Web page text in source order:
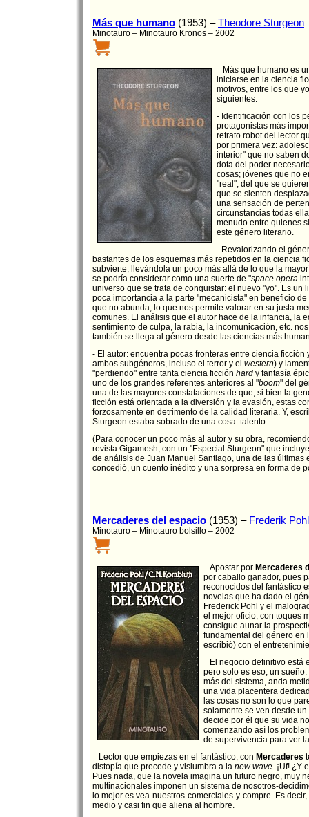
Más que humano (1953) –Theodore Sturgeon
Minotauro – Minotauro Kronos – 2002
Más que humano es
iniciarse en la ciencia
motivos, entre los que
siguientes:
- Identificación con los
protagonistas más
retrato robot del lector
por primera vez:
interior" que no saben
dota del poder
cosas; jóvenes que no
"real", del que se
que se sienten
una sensación de
circunstancias todas
menudo entre quienes
este género literario.
- Revalorizando el
bastantes de los esquemas más repetidos en la ciencia
subvierte, llevándola un poco más allá de lo que la
se podría considerar como una suerte de "space opera
universo que se trata de conquistar: el nuevo "yo". Es un
poca importancia a la parte "mecanicista" en beneficio
que no abunda, lo que nos permite valorar en su justa
comunes. El análisis que el autor hace de la infancia, la
sentimiento de culpa, la rabia, la incomunicación, etc.
también se llega al género desde las ciencias más
- El autor: encuentra pocas fronteras entre ciencia ficción
ambos subgéneros, incluso el terror y el western) y
"perdiendo" entre tanta ciencia ficción hard y fantasía
uno de los grandes referentes anteriores al "boom" del
una de las mayores constataciones de que, si bien la
ficción está orientada a la diversión y la evasión, estas
forzosamente en detrimento de la calidad literaria. Y,
Sturgeon estaba sobrado de una cosa: talento.
(Para conocer un poco más al autor y su obra,
revista Gigamesh, con un "Especial Sturgeon" que
de análisis de Juan Manuel Santiago, una de las últimas
concedió, un cuento inédito y una sorpresa en forma de
Mercaderes del espacio (1953) – Frederik Pohl
Minotauro – Minotauro bolsillo – 2002
Apostar por Mercaderes
por caballo ganador, pues
reconocidos del fantástico
novelas que ha dado el
Frederick Pohl y el
el mejor oficio, con toques
consigue aunar la
fundamental del género en
escribió) con el
El negocio definitivo está
pero solo es eso, un
más del sistema, anda
una vida placentera
las cosas no son lo que
solamente se ven desde
decide por él que su vida
comenzando así los
de supervivencia para ver
Lector que empiezas en el fantástico, con Mercaderes
distopía que precede y vislumbra a la new wave. ¡Uf!
Pues nada, que la novela imagina un futuro negro, muy
multinacionales imponen un sistema de nosotros-
lo mejor es vea-nuestros-comerciales-y-compre. Es
medio y casi fin que aliena al hombre.